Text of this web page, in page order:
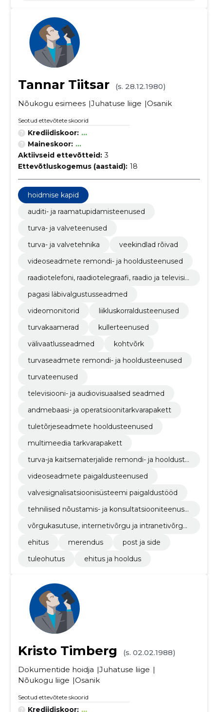
Tannar Tiitsar
(s. 28.12.1980)
Nõukogu esimees Juhatuse liige Osanik
Seotud ettevõtete skoorid
Krediidiskoor: ...
Maineskoor: ...
Aktiivseid ettevõtteid: 3
Ettevõtluskogemus (aastaid): 18
hoidmise kapid
auditi- ja raamatupidamisteenused
turva- ja valveteenused
turva- ja valvetehnika
veekindlad rõivad
videoseadmete remondi- ja hooldusteenused
raadiotelefoni, raadiotelegraafi, raadio ja televisio
pagasi läbivalgustusseadmed
videomonitorid
liikluskorraldusteenused
turvakaamerad
kullerteenused
välivaatlusseadmed
kohtvõrk
turvaseadmete remondi- ja hooldusteenused
turvateenused
televisiooni- ja audiovisuaalsed seadmed
andmebaasi- ja operatsioonitarkvarapakett
tuletõrjeseadmete hooldusteenused
multimeedia tarkvarapakett
turva-ja kaitsematerjalide remondi- ja hoolduste
videoseadmete paigaldusteenused
valvesignalisatsioonisüsteemi paigaldustööd
tehnilised nõustamis- ja konsultatsiooniteenuse
võrgukasutuse, internetivõrgu ja intranetivõrgu
ehitus
merendus
post ja side
tuleohutus
ehitus ja hooldus
Kristo Timberg
(s. 02.02.1988)
Dokumentide hoidja
Juhatuse liige
Nõukogu liige
Osanik
Seotud ettevõtete skoorid
Krediidiskoor: ...